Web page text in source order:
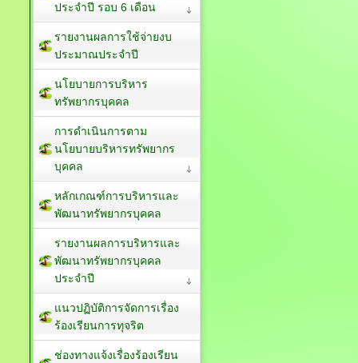
ประจำปี รอบ 6 เดือน
รายงานผลการใช้จ่ายงบ
ประมาณประจำปี
นโยบายการบริหาร
ทรัพยากรบุคคล
การดำเนินการตาม
นโยบายบริหารทรัพยากร
บุคคล
หลักเกณฑ์การบริหารและ
พัฒนาทรัพยากรบุคคล
รายงานผลการบริหารและ
พัฒนาทรัพยากรบุคคล
ประจำปี
แนวปฏิบัติการจัดการเรื่อง
ร้องเรียนการทุจริต
ช่องทางแจ้งเรื่องร้องเรียน